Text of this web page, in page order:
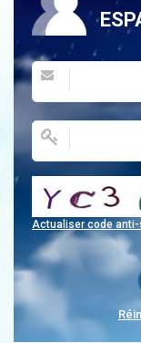
Actualiser code anti-